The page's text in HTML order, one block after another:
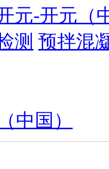
元-开元（
测 预拌混
中国）